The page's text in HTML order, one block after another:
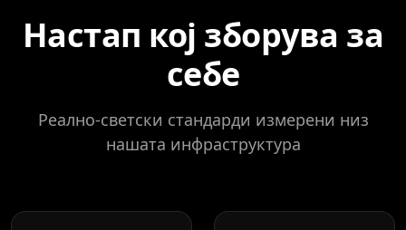
Настап кој зборува за
себе
Реално-светски стандарди измерени низ
нашата инфраструктура